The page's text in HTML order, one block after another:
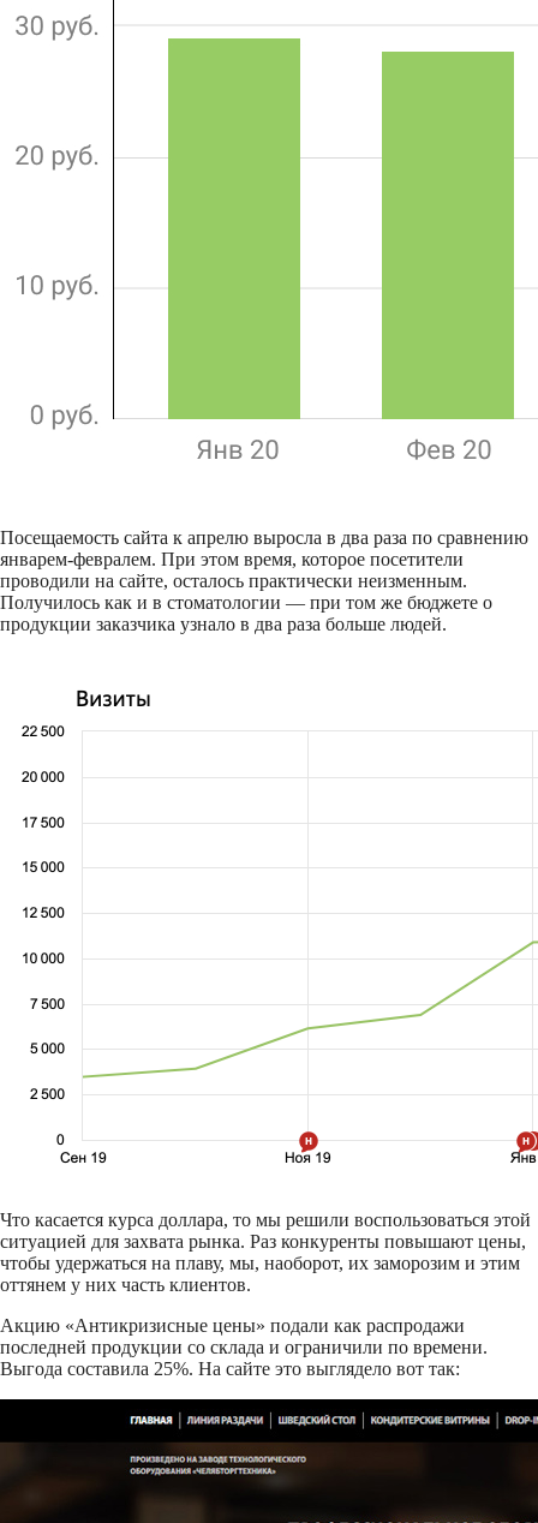
Посещаемость сайта к апрелю выросла в два раза по сравнению
январем-февралем. При этом время, которое посетители
проводили на сайте, осталось практически неизменным.
Получилось как и в стоматологии — при том же бюджете о
продукции заказчика узнало в два раза больше людей.
Что касается курса доллара, то мы решили воспользоваться этой
ситуацией для захвата рынка. Раз конкуренты повышают цены,
чтобы удержаться на плаву, мы, наоборот, их заморозим и этим
оттянем у них часть клиентов.
Акцию «Антикризисные цены» подали как распродажи
последней продукции со склада и ограничили по времени.
Выгода составила 25%. На сайте это выглядело вот так: